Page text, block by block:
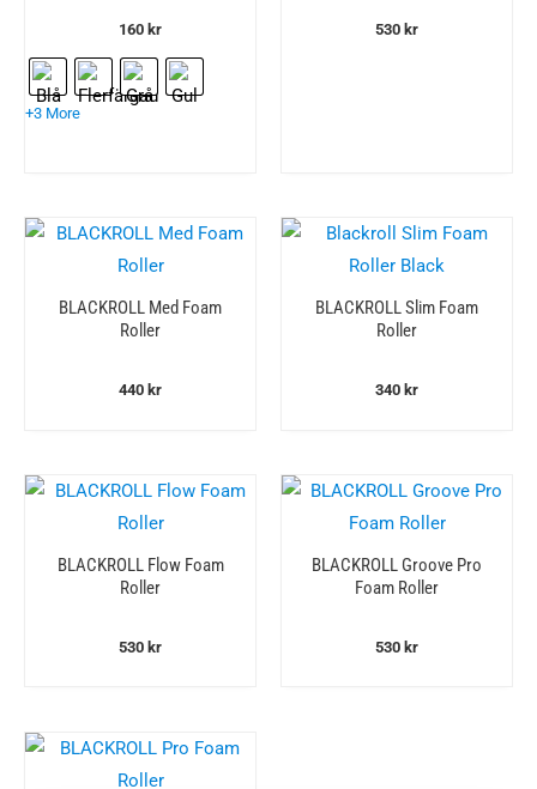
160 kr
+3 More
530 kr
BLACKROLL Med Foam
Roller
440 kr
BLACKROLL Slim Foam
Roller
340 kr
BLACKROLL Flow Foam
Roller
530 kr
BLACKROLL Groove Pro
Foam Roller
530 kr